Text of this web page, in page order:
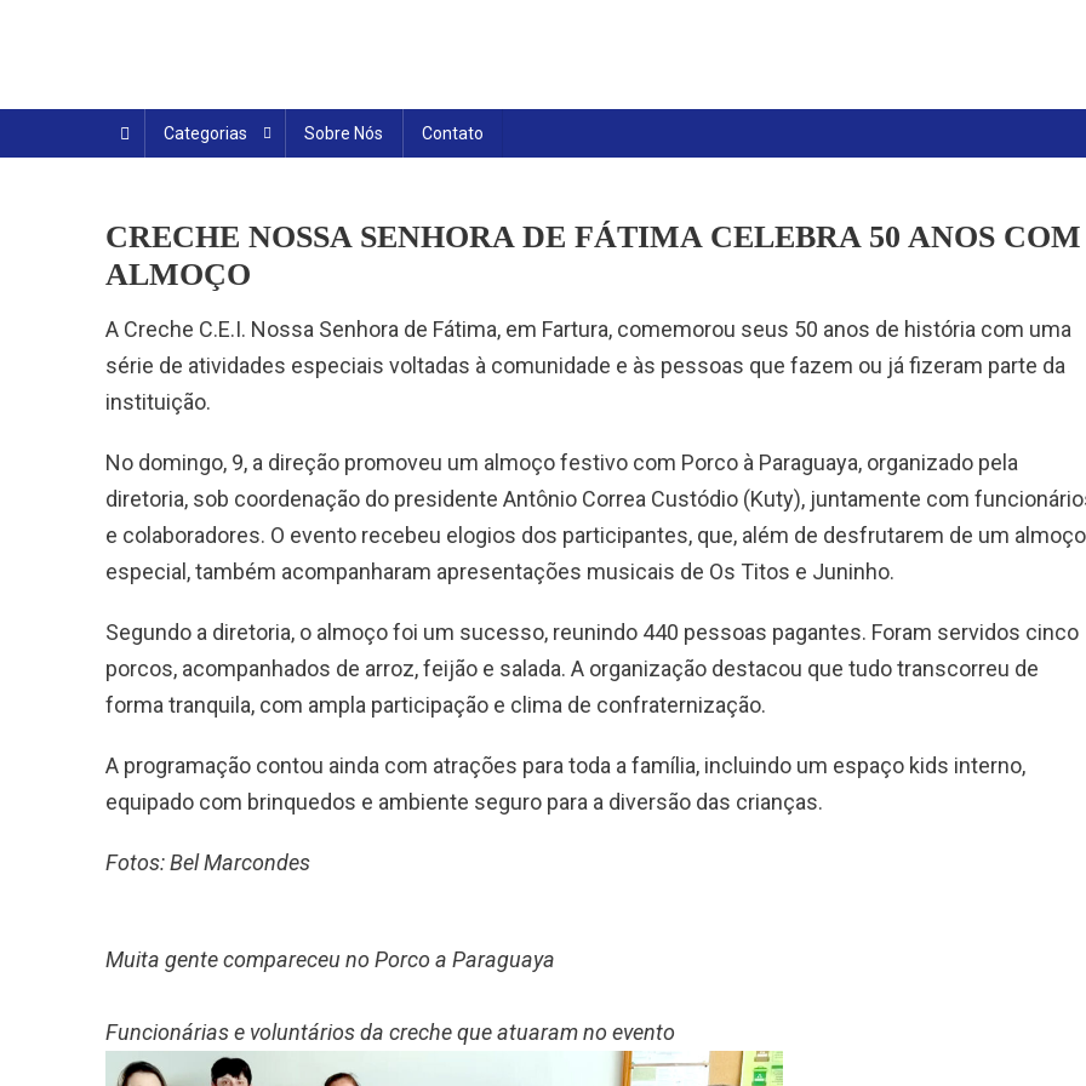
Categorias Sobre Nós Contato
CRECHE NOSSA SENHORA DE FÁTIMA CELEBRA 50 ANOS COM
ALMOÇO
A Creche C.E.I. Nossa Senhora de Fátima, em Fartura, comemorou seus 50 anos de história com uma
série de atividades especiais voltadas à comunidade e às pessoas que fazem ou já fizeram parte da
instituição.
No domingo, 9, a direção promoveu um almoço festivo com Porco à Paraguaya, organizado pela
diretoria, sob coordenação do presidente Antônio Correa Custódio (Kuty), juntamente com
e colaboradores. O evento recebeu elogios dos participantes, que, além de desfrutarem de um almoço
especial, também acompanharam apresentações musicais de Os Titos e Juninho.
Segundo a diretoria, o almoço foi um sucesso, reunindo 440 pessoas pagantes. Foram servidos cinco
porcos, acompanhados de arroz, feijão e salada. A organização destacou que tudo transcorreu de
forma tranquila, com ampla participação e clima de confraternização.
A programação contou ainda com atrações para toda a família, incluindo um espaço kids interno,
equipado com brinquedos e ambiente seguro para a diversão das crianças.
Fotos: Bel Marcondes
Muita gente compareceu no Porco a Paraguaya
Funcionárias e voluntários da creche que atuaram no evento